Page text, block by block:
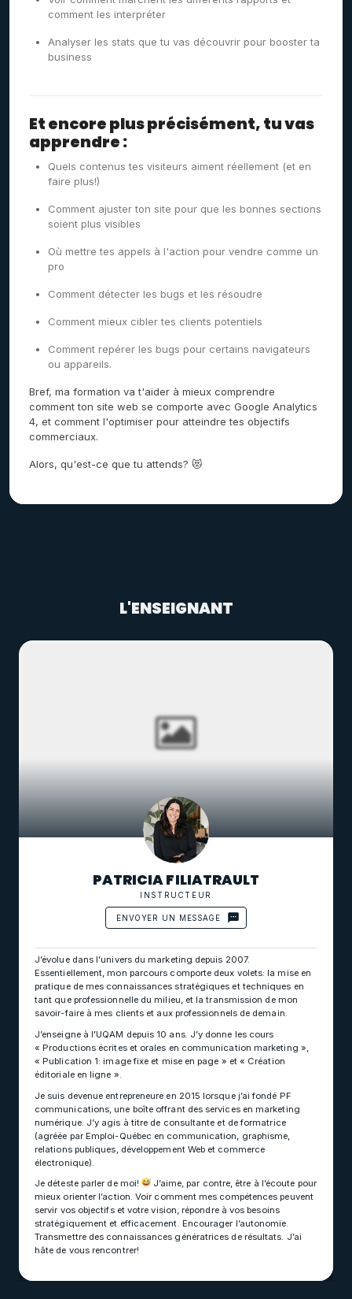
comment les interpréter
Analyser les stats que tu vas découvrir pour booster ta
business
Et encore plus précisément, tu vas
apprendre :
Quels contenus tes visiteurs aiment réellement (et en
faire plus!)
Comment ajuster ton site pour que les bonnes sections
soient plus visibles
Où mettre tes appels à l'action pour vendre comme un
pro
Comment détecter les bugs et les résoudre
Comment mieux cibler tes clients potentiels
Comment repérer les bugs pour certains navigateurs
ou appareils.
Bref, ma formation va t'aider à mieux comprendre
comment ton site web se comporte avec Google Analytics
4, et comment l'optimiser pour atteindre tes objectifs
commerciaux.
Alors, qu'est-ce que tu attends? 😻
L'ENSEIGNANT
PATRICIA FILIATRAULT
INSTRUCTEUR
ENVOYER UN MESSAGE
J’évolue dans l’univers du marketing depuis 2007.
Essentiellement, mon parcours comporte deux volets: la mise en
pratique de mes connaissances stratégiques et techniques en
tant que professionnelle du milieu, et la transmission de mon
savoir-faire à mes clients et aux professionnels de demain.
J’enseigne à l’UQAM depuis 10 ans. J’y donne les cours
« Productions écrites et orales en communication marketing »,
« Publication 1: image fixe et mise en page » et « Création
éditoriale en ligne ».
Je suis devenue entrepreneure en 2015 lorsque j’ai fondé PF
communications, une boîte offrant des services en marketing
numérique. J’y agis à titre de consultante et de formatrice
(agréée par Emploi-Québec en communication, graphisme,
relations publiques, développement Web et commerce
électronique).
Je déteste parler de moi!
J’aime, par contre, être à l’écoute pour
mieux orienter l’action. Voir comment mes compétences peuvent
servir vos objectifs et votre vision, répondre à vos besoins
stratégiquement et efficacement. Encourager l’autonomie.
Transmettre des connaissances génératrices de résultats. J’ai
hâte de vous rencontrer!